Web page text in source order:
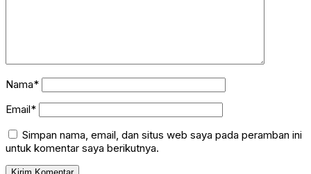
Nama*
Email*
Simpan nama, email, dan situs web saya pada peramban ini
untuk komentar saya berikutnya.